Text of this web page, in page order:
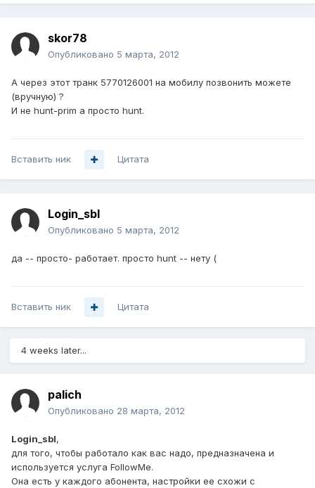
skor78
Опубликовано 5 марта, 2012
А через этот транк 5770126001 на мобилу позвонить можете
(вручную) ?
И не hunt-prim а просто hunt.
Вставить ник Цитата
Login_sbl
Опубликовано 5 марта, 2012
да -- просто- работает. просто hunt -- нету (
Вставить ник Цитата
4 weeks later...
palich
Опубликовано 28 марта, 2012
Login_sbl,
для того, чтобы работало как вас надо, предназначена и
используется услуга FollowMe.
Она есть у каждого абонента, настройки ее схожи с